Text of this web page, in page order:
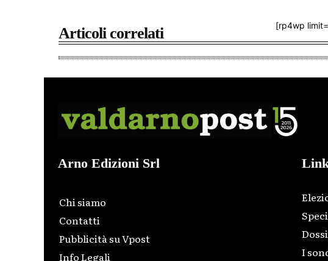
[rp4wp
Articoli correlati
Arno Edizioni Srl
Chi siamo
Contatti
Pubblicità su Vpost
Info Legali
I